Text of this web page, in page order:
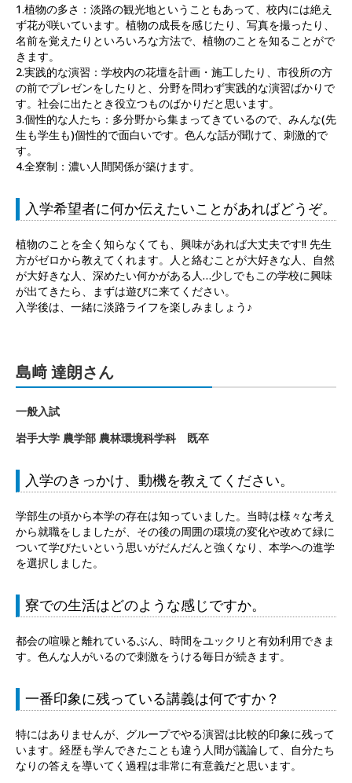
1.植物の多さ：淡路の観光地ということもあって、校内には絶え
ず花が咲いています。植物の成長を感じたり、写真を撮ったり、
名前を覚えたりといろいろな方法で、植物のことを知ることがで
きます。
2.実践的な演習：学校内の花壇を計画・施工したり、市役所の方
の前でプレゼンをしたりと、分野を問わず実践的な演習ばかりで
す。社会に出たとき役立つものばかりだと思います。
3.個性的な人たち：多分野から集まってきているので、みんな(先
生も学生も)個性的で面白いです。色んな話が聞けて、刺激的で
す。
4.全寮制：濃い人間関係が築けます。
入学希望者に何か伝えたいことがあればどうぞ。
植物のことを全く知らなくても、興味があれば大丈夫です!! 先生
方がゼロから教えてくれます。人と絡むことが大好きな人、自然
が大好きな人、深めたい何かがある人…少しでもこの学校に興味
が出てきたら、まずは遊びに来てください。
入学後は、一緒に淡路ライフを楽しみましょう♪
島﨑 達朗さん
一般入試
岩手大学 農学部 農林環境科学科 既卒
入学のきっかけ、動機を教えてください。
学部生の頃から本学の存在は知っていました。当時は様々な考え
から就職をしましたが、その後の周囲の環境の変化や改めて緑に
ついて学びたいという思いがだんだんと強くなり、本学への進学
を選択しました。
寮での生活はどのような感じですか。
都会の喧噪と離れているぶん、時間をユックリと有効利用できま
す。色んな人がいるので刺激をうける毎日が続きます。
一番印象に残っている講義は何ですか？
特にはありませんが、グループでやる演習は比較的印象に残って
います。経歴も学んできたことも違う人間が議論して、自分たち
なりの答えを導いてく過程は非常に有意義だと思います。